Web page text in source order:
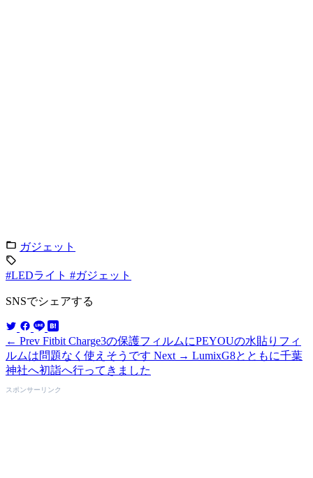
ガジェット
#LEDライト #ガジェット
SNSでシェアする
← Prev Fitbit Charge3の保護フィルムにPEYOUの水貼りフィ
ルムは問題なく使えそうです Next → LumixG8とともに千葉
神社へ初詣へ行ってきました
スポンサーリンク